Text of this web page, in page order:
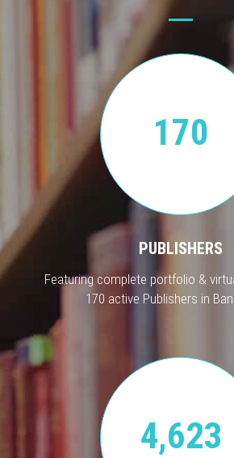
170
PUBLISHERS
Featuring complete portfolio &
170 active Publishers in
4,623